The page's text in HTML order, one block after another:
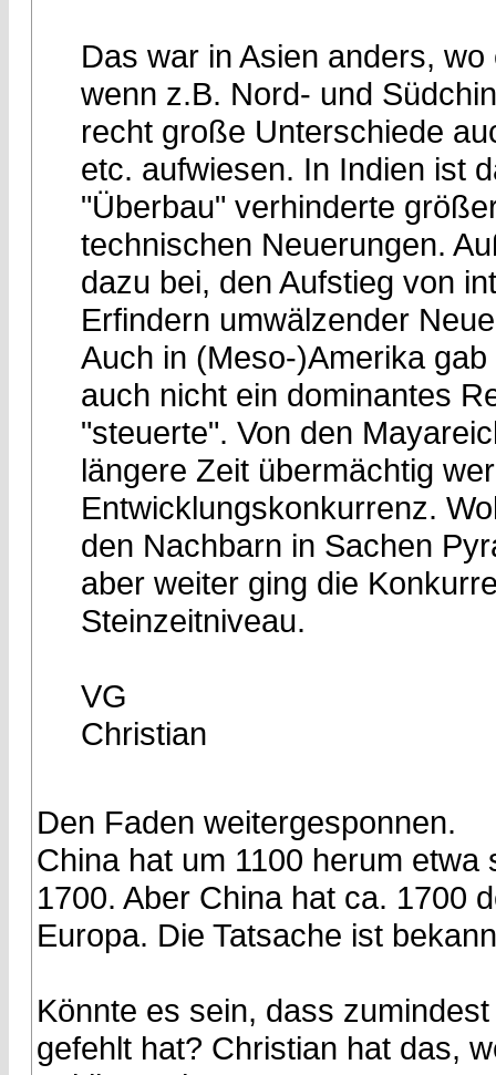
Das war in Asien anders,
wenn z.B. Nord- und
recht große Unterschiede
etc. aufwiesen. In Indien ist
"Überbau" verhinderte
technischen Neuerungen.
dazu bei, den Aufstieg von
Erfindern umwälzender
Auch in (Meso-)Amerika
auch nicht ein dominantes
"steuerte". Von den
längere Zeit übermächtig
Entwicklungskonkurrenz.
den Nachbarn in Sachen
aber weiter ging die
Steinzeitniveau.
VG
Christian
Den Faden weitergesponnen.
China hat um 1100 herum
1700. Aber China hat ca. 1700
Europa. Die Tatsache ist
Könnte es sein, dass
gefehlt hat? Christian hat das,